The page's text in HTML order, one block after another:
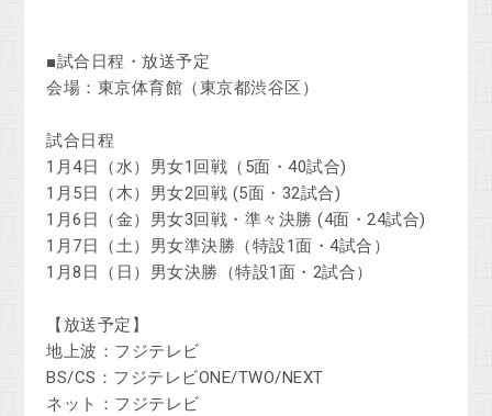
■試合日程・放送予定
会場：東京体育館（東京都渋谷区）
試合日程
1月4日（水）男女1回戦（5面・40試合)
1月5日（木）男女2回戦 (5面・32試合)
1月6日（金）男女3回戦・準々決勝 (4面・24試合)
1月7日（土）男女準決勝（特設1面・4試合）
1月8日（日）男女決勝（特設1面・2試合）
【放送予定】
地上波：フジテレビ
BS/CS：フジテレビONE/TWO/NEXT
ネット：フジテレビ